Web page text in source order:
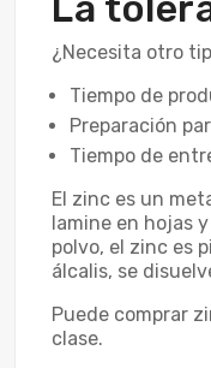
¿Necesita otro
Tiempo de
Preparación
Tiempo de
El zinc es un
lamine en hojas
polvo, el zinc es
álcalis, se
Puede comprar
clase.